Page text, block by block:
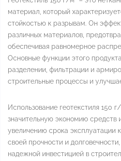
материал, который
стойкостью к разрывам. Он
различных материалов,
обеспечивая равномерное
Основные функции этого
разделении, фильтрации и
строительные процессы и
Использование геотекстиля 150
значительную экономию средств
увеличению срока эксплуатации
своей прочности и
надежной инвестицией в